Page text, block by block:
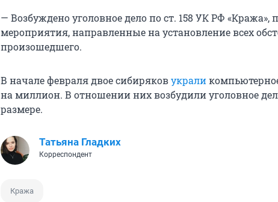
— Возбуждено уголовное дело по ст. 158 УК РФ «Кража»,
мероприятия, направленные на установление всех
произошедшего.
В начале февраля двое сибиряковукрали
на миллион. В отношении них возбудили уголовное
размере.
Татьяна Гладких
Корреспондент
Кража